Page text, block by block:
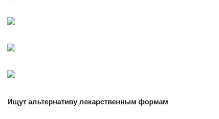
Ищут альтернативу лекарственным формам